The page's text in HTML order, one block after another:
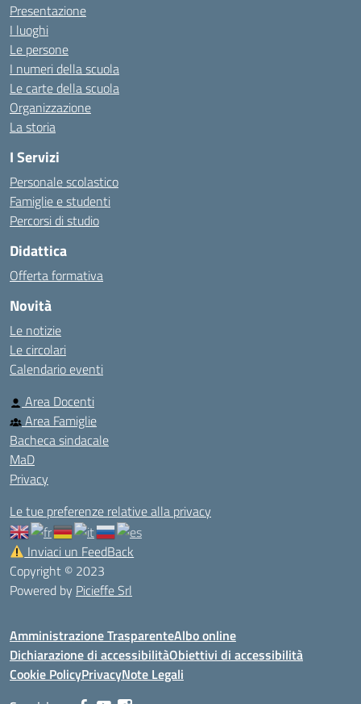
Presentazione
I luoghi
Le persone
I numeri della scuola
Le carte della scuola
Organizzazione
La storia
I Servizi
Personale scolastico
Famiglie e studenti
Percorsi di studio
Didattica
Offerta formativa
Novità
Le notizie
Le circolari
Calendario eventi
Area Docenti
Area Famiglie
Bacheca sindacale
MaD
Privacy
Le tue preferenze relative alla privacy
Inviaci un FeedBack
Copyright © 2023
Powered by Picieffe Srl
Amministrazione TrasparenteAlbo online
Dichiarazione di accessibilitàObiettivi di accessibilità
Cookie PolicyPrivacyNote Legali